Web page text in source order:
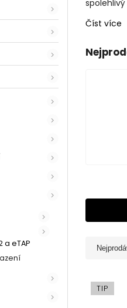
a eTAP
Číst více
TIP